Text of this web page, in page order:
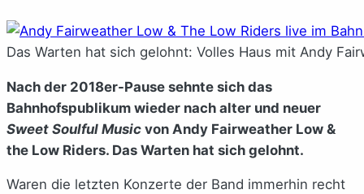
Das Warten hat sich gelohnt: Volles Haus mit Andy
Nach der 2018er-Pause sehnte sich das
Bahnhofspublikum wieder nach alter und neuer
Sweet Soulful Music von Andy Fairweather Low &
the Low Riders. Das Warten hat sich gelohnt.
Waren die letzten Konzerte der Band immerhin recht